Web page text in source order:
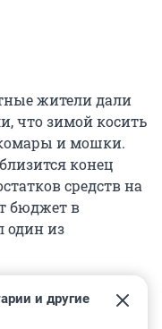
жители дали
что зимой косить
и мошки.
конец
средств на
бюджет в
один из
и другие